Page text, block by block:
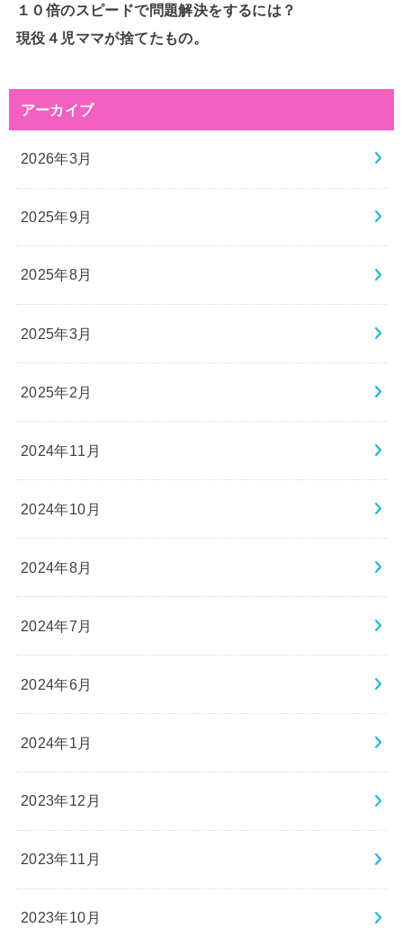
１０倍のスピードで問題解決をするには？
現役４児ママが捨てたもの。
アーカイブ
2026年3月
2025年9月
2025年8月
2025年3月
2025年2月
2024年11月
2024年10月
2024年8月
2024年7月
2024年6月
2024年1月
2023年12月
2023年11月
2023年10月